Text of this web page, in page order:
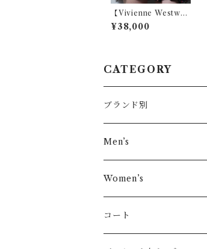
【Vivienne Westwo
od】ヴィヴィアンウエ
ストウッド オーブロゴ
¥38,000
CATEGORY
ブランド別
その他ブランド
COMME des GARÇONS
Vivienne Westwood
Men’s
Women’s
コート